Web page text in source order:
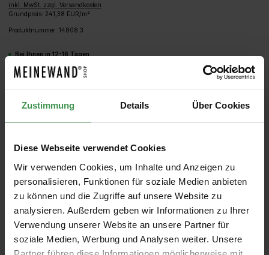
Zustimmung Details Über Cookies
Diese Webseite verwendet Cookies
Wir verwenden Cookies, um Inhalte und Anzeigen zu
personalisieren, Funktionen für soziale Medien anbieten
zu können und die Zugriffe auf unsere Website zu
analysieren. Außerdem geben wir Informationen zu Ihrer
Verwendung unserer Website an unsere Partner für
soziale Medien, Werbung und Analysen weiter. Unsere
inkl. MwSt. zzgl. Versandkosten
Grundpreis: 241,38 EUR/m²
Produktnummer: 14808.3
Bei Ihnen in 12-16 Tagen
Produkt Anzahl: Gib den gewünschten
IN DEN WARENKORB